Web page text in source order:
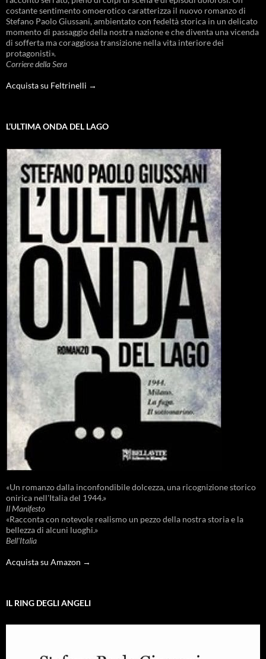
costante sentimento omoerotico caratterizza il nuovo romanzo di
Stefano Paolo Giussani, ambientato con fedeltà storica in un delicato
momento di passaggio della nostra nazione e che diventa una vicenda
di sofferta ma coraggiosa transizione nella vita interiore dei
protagonisti».
Corriere della Sera
Acquista su Feltrinelli →
L’ULTIMA ONDA DEL LAGO
«Un romanzo dalla inconfondibile dolcezza, una ricognizione storico
onirica nell'Italia del 1944.»
Il Manifesto
«Racconta con notevole realismo un pezzo della nostra storia e la
bellezza di alcuni luoghi.»
Bell'Italia
Acquista su Amazon →
IL RING DEGLI ANGELI